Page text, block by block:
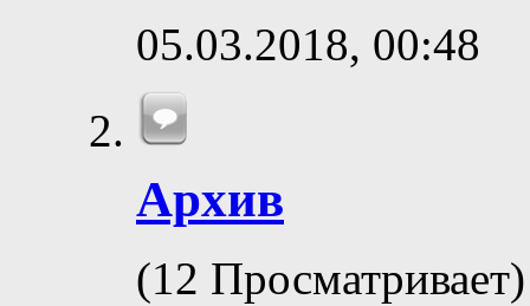
05.03.2018, 00:48
Архив
(12 Просматривает)